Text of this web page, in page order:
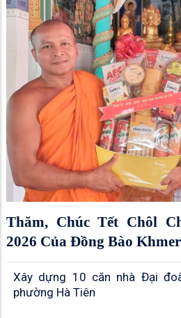
Thăm, Chúc Tết Chôl
2026 Của Đồng Bào
Xây dựng 10 căn nhà Đại
phường Hà Tiên